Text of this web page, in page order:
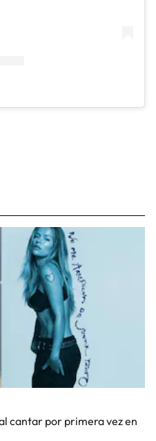
cantar por primera vez en